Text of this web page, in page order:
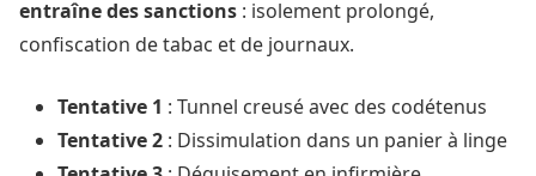
entraîne des sanctions : isolement prolongé,
confiscation de tabac et de journaux.
Tentative 1 : Tunnel creusé avec des codétenus
Tentative 2 : Dissimulation dans un panier à linge